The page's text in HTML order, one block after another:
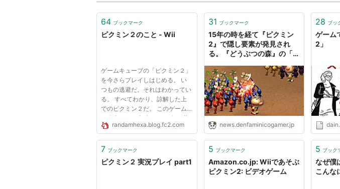
出版社/メーカー:任天堂
発売日:
2009/03/12
Video Game
クリック: 56回
この商品を含むブログ (44件) を見る
64 ブックマーク
ピクミン２のこと - Wii
ゲームキューブの「ピクミン２」
を今さらプレイしはじめる。 い
つもの逃避だ。それはわかってい
る。 すべてわかり、諒解した上
でのピクミン２だ。 このゲーム
が発売された当時（もう5年も昔
だ）、俺はとある地下ステージで
という惨事に直面し、そしてゲー
ムを中断した。 5年ぶりに再開
（と...
randamhexa.blog.fc2.com
31 ブックマーク
15年の時を経て『ピクミン
2』で隠し要素が発見され
る。『どうぶつの森』の「け
面で再生
news.denfaminicogamer.jp
28 ブッ
ゲーム
2」
7 ブックマーク
ピクミン２ 実況プレイ part1
5 ブックマーク
Amazon.co.jp: Wiiであそぶ
ピクミン2: ビデオゲーム
5 ブック
なぜ僕
こんな